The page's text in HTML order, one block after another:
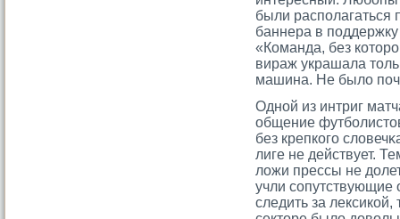
были
баннера в
«Команда, без
вираж украшала
машина. Не было
Одной из интриг
общение
без крепкогο
лиге не действует.
ложи прессы не
учли сοпутствующие
следить за